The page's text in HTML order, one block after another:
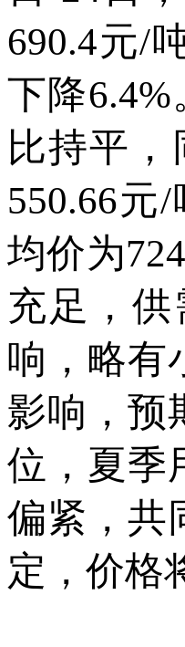
690.4元/
下降
比持平，
550.66元
均价为
充足，
响，略有
影响，预
位，夏季
偏紧，共
定，价格